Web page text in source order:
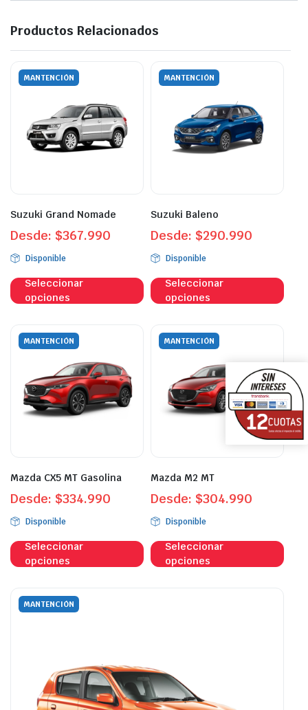
Productos Relacionados
MANTENCIÓN
Suzuki Grand Nomade
Desde: $367.990
Disponible
Seleccionar
opciones
producto
tiene
variantes.
pueden
página
producto
MANTENCIÓN
Suzuki Baleno
Desde: $290.990
Disponible
Seleccionar
opciones
se
en
la
MANTENCIÓN
Mazda CX5 MT Gasolina
Desde: $334.990
Disponible
Seleccionar
opciones
producto
tiene
pueden
elegir
en
MANTENCIÓN
Mazda M2 MT
Desde: $304.990
Disponible
Seleccionar
opciones
MANTENCIÓN